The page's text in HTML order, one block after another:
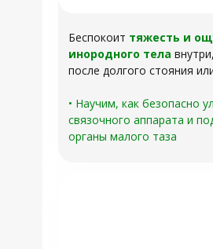
Беспокоит тяжесть и
инородного тела
после долгого стояния
• Научим, как безопасно
связочного аппарата и
органы малого таза